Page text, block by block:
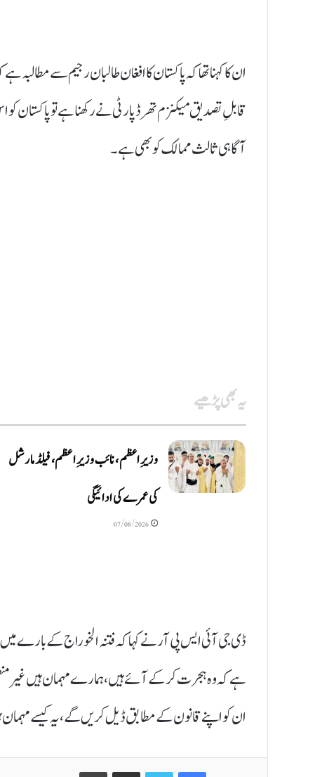
ان کا کہنا تھا کہ پاکستان کا افغان طالبان رجیم سے
قابلِ تصدیق میکنزم تھرڈ پارٹی نے رکھنا ہے تو
آگاہی ثالث ممالک کو بھی ہے۔
یہ بھی پڑھیے
وزیرِاعظم، نائب وزیرِ اعظم، فیلڈ مارشل
کی عمرے کی ادائیگی
07/08/2026
ڈی جی آئی ایس پی آر نے کہا کہ فتنہ الخوراج کے بارے میں
ہے کہ وہ ہجرت کر کے آئے ہیں، ہمارے مہمان ہیں غیر
ان کو اپنے قانون کے مطابق ڈیل کریں گے، یہ کیسے مہمان
Facebook
Twitter
Share via Email
Print